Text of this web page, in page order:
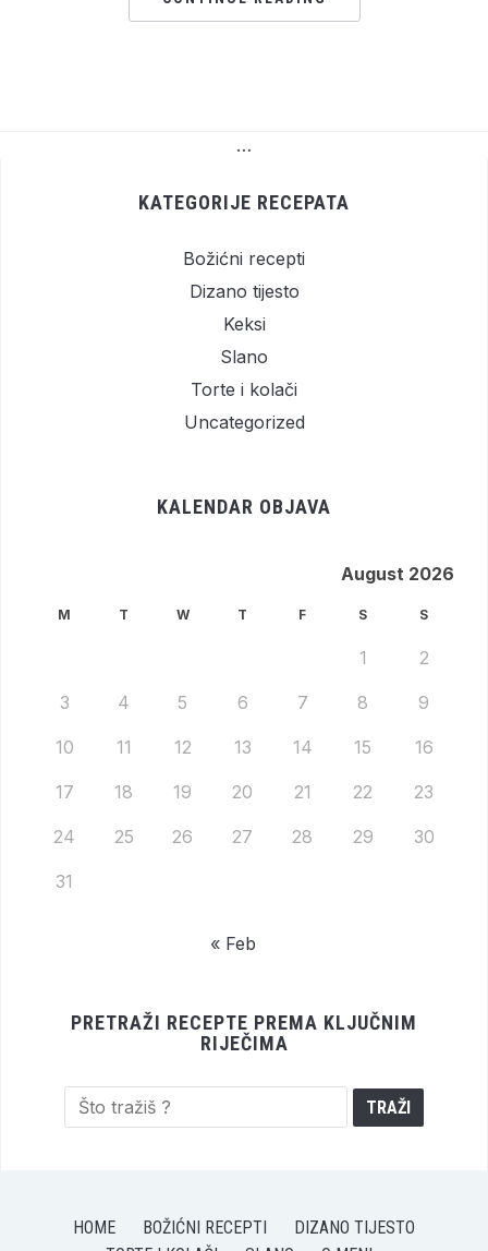
…
KATEGORIJE RECEPATA
Božićni recepti
Dizano tijesto
Keksi
Slano
Torte i kolači
Uncategorized
KALENDAR OBJAVA
August 2026
M T W T F S S
1 2
3 4 5 6 7 8 9
10 11 12 13 14 15 16
17 18 19 20 21 22 23
24 25 26 27 28 29 30
31
« Feb
PRETRAŽI RECEPTE PREMA KLJUČNIM
RIJEČIMA
HOME BOŽIĆNI RECEPTI
DIZANO TIJESTO